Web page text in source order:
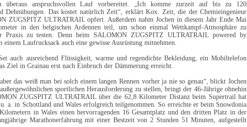
überaus anspruchsvollen Lauf vorbereitet. „Ich komme zurzeit auf bis zu 120
Dehnübungen. Das kostet natürlich Zeit“, erklärt Kox. Zeit, die der Chemieingenieur
ZUGSPITZ ULTRATRAIL opfert. Außerdem nahm Jochen in diesem Jahr Ende Mai
in den belgischen Ardennen teil, um schon einmal Wettkampf-Atmosphäre zu
Praxis zu testen. Denn beim SALOMON ZUGSPITZ ULTRATRAIL powered by
Laufrucksack auch eine gewisse Ausrüstung mitnehmen.
auch ausreichend Flüssigkeit, warme und regendichte Bekleidung, ein Mobiltelefon
Ziel in Grainau erst nach Einbruch der Dämmerung erreicht.
das weiß man bei solch einem langen Rennen vorher ja nie so genau“, blickt Jochen
sportlichen Herausforderung zu stellen, bringt der 46-Jährige ohnehin
ZUGSPITZ ULTRATRAIL über die 62,8 Kilometer Distanz beim Supertrail hat
a. in Schottland und Wales erfolgreich teilgenommen. So erreichte er beim Snowdonia
in Wales einen hervorragenden 16 Gesamtplatz und den dritten Platz in der
Marathonerfahrung mit einer Bestzeit von 2 Stunden 51 Minuten, aufgestellt